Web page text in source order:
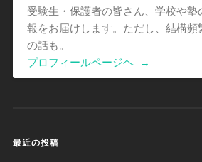
受験生・保護者の皆さん、学校や塾
報をお届けします。ただし、結構頻
の話も。
プロフィールページヘ
→
最近の投稿